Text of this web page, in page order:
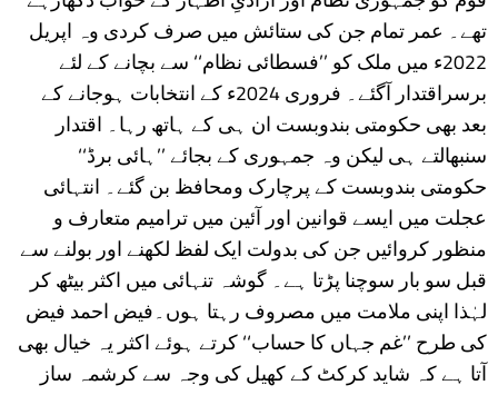
تھے۔ عمر تمام جن کی ستائش میں صرف کردی وہ اپریل
2022ء میں ملک کو ’’فسطائی نظام‘‘ سے بچانے کے لئے
برسراقتدار آگئے۔ فروری 2024ء کے انتخابات ہوجانے کے
بعد بھی حکومتی بندوبست ان ہی کے ہاتھ رہا۔ اقتدار
سنبھالتے ہی لیکن وہ جمہوری کے بجائے ’’ہائی برڈ‘‘
حکومتی بندوبست کے پرچارک ومحافظ بن گئے۔ انتہائی
عجلت میں ایسے قوانین اور آئین میں ترامیم متعارف و
منظور کروائیں جن کی بدولت ایک لفظ لکھنے اور بولنے سے
قبل سو بار سوچنا پڑتا ہے۔ گوشہ تنہائی میں اکثر بیٹھ کر
لہٰذا اپنی ملامت میں مصروف رہتا ہوں۔فیض احمد فیض
کی طرح ’’غم جہاں کا حساب‘‘ کرتے ہوئے اکثر یہ خیال بھی
آتا ہے کہ شاید کرکٹ کے کھیل کی وجہ سے کرشمہ ساز